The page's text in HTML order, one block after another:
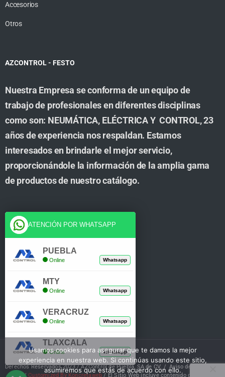
Accesorios
Otros
AZCONTROL - FESTO
Nuestra Empresa se conforma de un equipo de
trabajo de profesionales en diferentes disciplinas
como son: NEUMÁTICA, ELÉCTRICA Y CONTROL, 23
años de experiencia nos respaldan. Estamos
interesados en brindarle el mejor servicio,
proporcionándole la información de la amplia gama
de productos de nuestro catálogo.
Cuenta
Tienda
Mi Cuenta
Derechos Reservados 2023 / AZControl de Puebla, SA de CV. /Aviso de Privacidad
/Customized By Koncretaweb / El Sitio Web incluye contenido de IA
Usamos cookies para asegurar que te damos la mejor
experiencia en nuestra web. Si continúas usando este sitio,
asumiremos que estás de acuerdo con ello.
ATENCIÓN POR WHATSAPP
PUEBLA
Online Whatsapp
MTY
Online Whatsapp
VERACRUZ
Online Whatsapp
TLAXCALA
Online Whatsapp